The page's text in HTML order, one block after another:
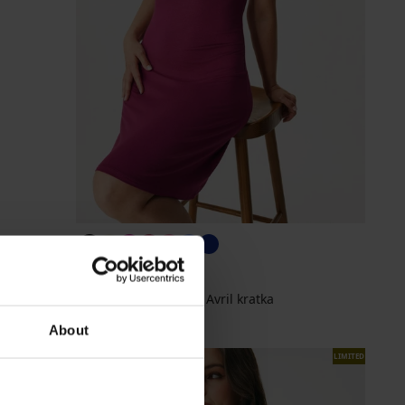
About
BESTSELLER
Spavaćica Signature Avril kratka
LIMITED